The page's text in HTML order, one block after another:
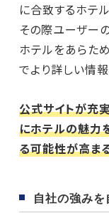
に合致するホテ
その際ユーザー
ホテルをあらた
でより詳しい情報
公式サイトが充
にホテルの魅力
る可能性が高ま
自社の強み